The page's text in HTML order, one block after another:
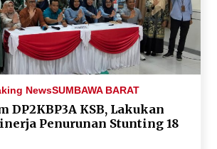
NewsSUMBAWA BARAT
DP2KBP3A KSB, Lakukan
Penurunan Stunting 18